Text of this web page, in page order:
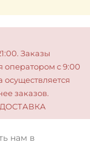
Заказы
оператором с 9:00
осуществляется
заказов.
ДОСТАВКА
нам в